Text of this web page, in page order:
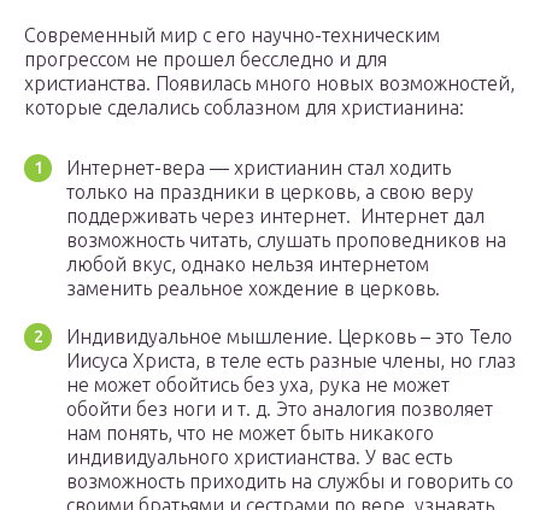
Современный мир с его научно-техническим
прогрессом не прошел бесследно и для
христианства. Появилась много новых возможностей,
которые сделались соблазном для христианина:
Интернет-вера — христианин стал ходить
только на праздники в церковь, а свою веру
поддерживать через интернет. Интернет дал
возможность читать, слушать проповедников на
любой вкус, однако нельзя интернетом
заменить реальное хождение в церковь.
Индивидуальное мышление. Церковь – это Тело
Иисуса Христа, в теле есть разные члены, но глаз
не может обойтись без уха, рука не может
обойти без ноги и т. д. Это аналогия позволяет
нам понять, что не может быть никакого
индивидуального христианства. У вас есть
возможность приходить на службы и говорить со
своими братьями и сестрами по вере, узнавать